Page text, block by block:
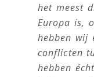
het meest
Europa is,
hebben wij
conflicten
hebben